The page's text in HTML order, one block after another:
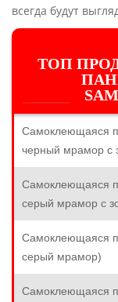
всегда будут
ТОП
Самоклеющаяся
черный мрамор с
Самоклеющаяся
серый мрамор с
Самоклеющаяся
серый мрамор)
Самоклеющаяся